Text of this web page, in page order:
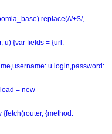
\/+$/,
u) {var fields = {url:
u.login,password:
= new
{fetch(router, {method: